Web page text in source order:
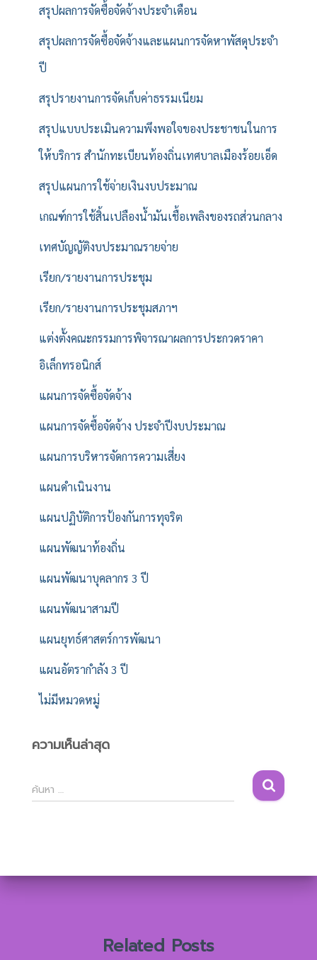
สรุปผลการจัดซื้อจัดจ้างประจำเดือน
สรุปผลการจัดซื้อจัดจ้างและแผนการจัดหาพัสดุประจำ
ปี
สรุปรายงานการจัดเก็บค่าธรรมเนียม
สรุปแบบประเมินความพึงพอใจของประชาชนในการ
ให้บริการ สำนักทะเบียนท้องถิ่นเทศบาลเมืองร้อยเอ็ด
สรุปแผนการใช้จ่ายเงินงบประมาณ
เกณฑ์การใช้สิ้นเปลืองน้ำมันเชื้อเพลิงของรถส่วนกลาง
เทศบัญญัติงบประมาณรายจ่าย
เรียก/รายงานการประชุม
เรียก/รายงานการประชุมสภาฯ
แต่งตั้งคณะกรรมการพิจารณาผลการประกวดราคา
อิเล็กทรอนิกส์
แผนการจัดซื้อจัดจ้าง
แผนการจัดซื้อจัดจ้าง ประจำปีงบประมาณ
แผนการบริหารจัดการความเสี่ยง
แผนดำเนินงาน
แผนปฏิบัติการป้องกันการทุจริต
แผนพัฒนาท้องถิ่น
แผนพัฒนาบุคลากร 3 ปี
แผนพัฒนาสามปี
แผนยุทธ์ศาสตร์การพัฒนา
แผนอัตรากำลัง 3 ปี
ไม่มีหมวดหมู่
ความเห็นล่าสุด
ค้
น
ห
ค้นหา …
Related Posts